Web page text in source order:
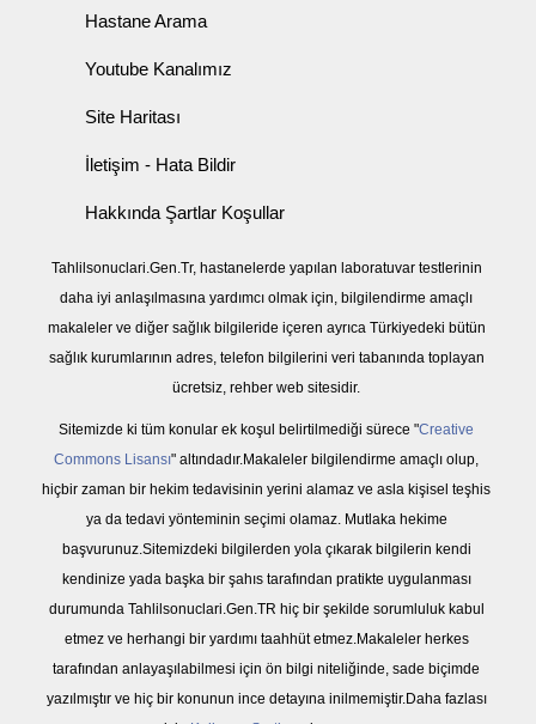
Hastane Arama
Youtube Kanalımız
Site Haritası
İletişim - Hata Bildir
Hakkında Şartlar Koşullar
Tahlilsonuclari.Gen.Tr, hastanelerde yapılan laboratuvar testlerinin
daha iyi anlaşılmasına yardımcı olmak için, bilgilendirme amaçlı
makaleler ve diğer sağlık bilgileride içeren ayrıca Türkiyedeki bütün
sağlık kurumlarının adres, telefon bilgilerini veri tabanında toplayan
ücretsiz, rehber web sitesidir.
Sitemizde ki tüm konular ek koşul belirtilmediği sürece "Creative
Commons Lisansı" altındadır.Makaleler bilgilendirme amaçlı olup,
hiçbir zaman bir hekim tedavisinin yerini alamaz ve asla kişisel teşhis
ya da tedavi yönteminin seçimi olamaz. Mutlaka hekime
başvurunuz.Sitemizdeki bilgilerden yola çıkarak bilgilerin kendi
kendinize yada başka bir şahıs tarafından pratikte uygulanması
durumunda Tahlilsonuclari.Gen.TR hiç bir şekilde sorumluluk kabul
etmez ve herhangi bir yardımı taahhüt etmez.Makaleler herkes
tarafından anlayaşılabilmesi için ön bilgi niteliğinde, sade biçimde
yazılmıştır ve hiç bir konunun ince detayına inilmemiştir.Daha fazlası